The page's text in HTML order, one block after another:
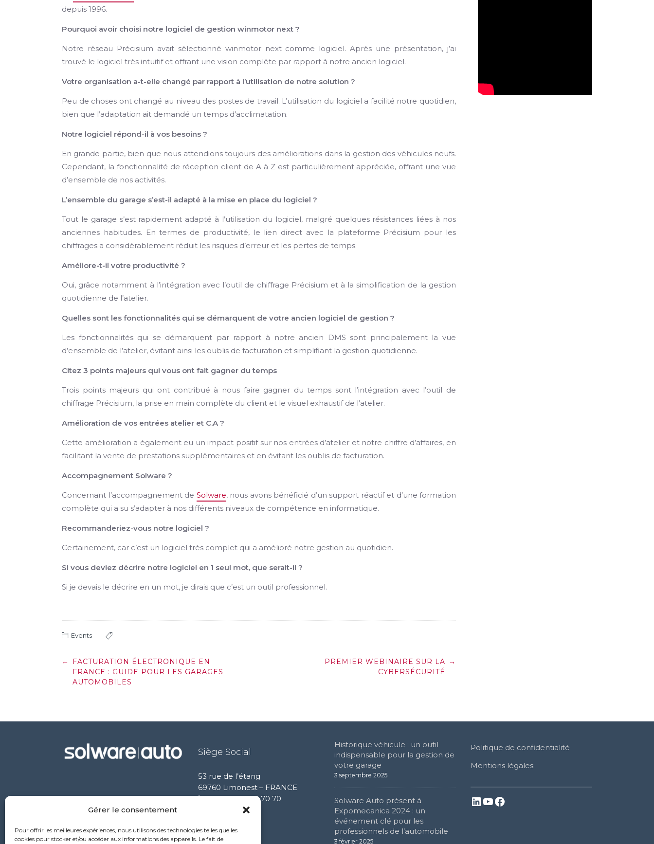
Gérer le consentement
Pour offrir les meilleures expériences, nous utilisons des technologies telles que les
cookies pour stocker et/ou accéder aux informations des appareils. Le fait de
depuis 1996.
Pourquoi avoir choisi notre logiciel de gestion winmotor next ?
Notre réseau Précisium avait sélectionné winmotor next comme logiciel. Après une présentation, j’ai
trouvé le logiciel très intuitif et offrant une vision complète par rapport à notre ancien logiciel.
Votre organisation a-t-elle changé par rapport à l’utilisation de notre solution ?
Peu de choses ont changé au niveau des postes de travail. L’utilisation du logiciel a facilité notre quotidien,
bien que l’adaptation ait demandé un temps d’acclimatation.
Notre logiciel répond-il à vos besoins ?
En grande partie, bien que nous attendions toujours des améliorations dans la gestion des véhicules neufs.
Cependant, la fonctionnalité de réception client de A à Z est particulièrement appréciée, offrant une vue
d’ensemble de nos activités.
L’ensemble du garage s’est-il adapté à la mise en place du logiciel ?
Tout le garage s’est rapidement adapté à l’utilisation du logiciel, malgré quelques résistances liées à nos
anciennes habitudes. En termes de productivité, le lien direct avec la plateforme Précisium pour les
chiffrages a considérablement réduit les risques d’erreur et les pertes de temps.
Améliore-t-il votre productivité ?
Oui, grâce notamment à l’intégration avec l’outil de chiffrage Précisium et à la simplification de la gestion
quotidienne de l’atelier.
Quelles sont les fonctionnalités qui se démarquent de votre ancien logiciel de gestion ?
Les fonctionnalités qui se démarquent par rapport à notre ancien DMS sont principalement la vue
d’ensemble de l’atelier, évitant ainsi les oublis de facturation et simplifiant la gestion quotidienne.
Citez 3 points majeurs qui vous ont fait gagner du temps
Trois points majeurs qui ont contribué à nous faire gagner du temps sont l’intégration avec l’outil de
chiffrage Précisium, la prise en main complète du client et le visuel exhaustif de l’atelier.
Amélioration de vos entrées atelier et C.A ?
Cette amélioration a également eu un impact positif sur nos entrées d’atelier et notre chiffre d’affaires, en
facilitant la vente de prestations supplémentaires et en évitant les oublis de facturation.
Accompagnement Solware ?
Concernant l’accompagnement de Solware, nous avons bénéficié d’un support réactif et d’une formation
complète qui a su s’adapter à nos différents niveaux de compétence en informatique.
Recommanderiez-vous notre logiciel ?
Certainement, car c’est un logiciel très complet qui a amélioré notre gestion au quotidien.
Si vous deviez décrire notre logiciel en 1 seul mot, que serait-il ?
Si je devais le décrire en un mot, je dirais que c’est un outil professionnel.
Events
Post
navigation
←
FACTURATION ÉLECTRONIQUE EN
FRANCE : GUIDE POUR LES GARAGES
AUTOMOBILES
PREMIER WEBINAIRE SUR LA
CYBERSÉCURITÉ
→
Siège Social
53 rue de l’étang
69760 Limonest – FRANCE
+33 (0) 4 72 52 70 70
Historique véhicule : un outil
indispensable pour la gestion de
votre garage
3 septembre 2025
Solware Auto présent à
Expomecanica 2024 : un
événement clé pour les
professionnels de l’automobile
3 février 2025
Politique de confidentialité
Mentions légales
LinkedIn
YouTube
Facebook